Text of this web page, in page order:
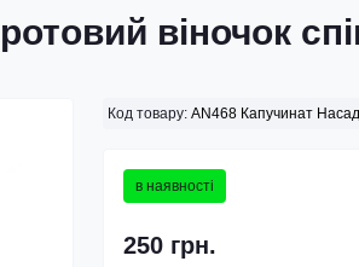
віночок
Код товару: AN468 Капучинат
в наявності
250 грн.